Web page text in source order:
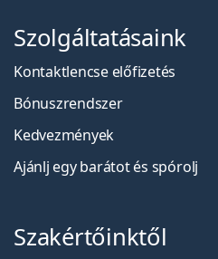
Szolgáltatásaink
Kontaktlencse előfizetés
Bónuszrendszer
Kedvezmények
Ajánlj egy barátot és spórolj
Szakértőinktől